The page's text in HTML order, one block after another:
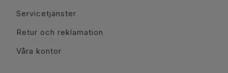
Servicetjänster
Retur och reklamation
Våra kontor